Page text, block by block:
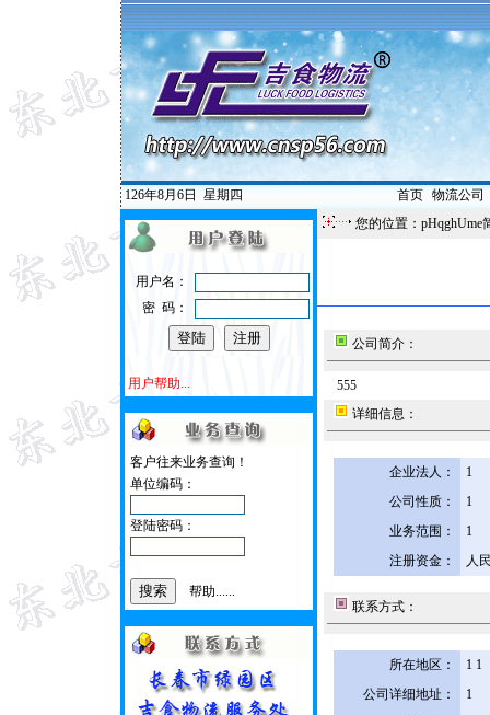
126年8月6日 星期四 首页| 物流公司
用户名：
密 码：
用户帮助...
客户往来业务查询！
单位编码：
登陆密码：
帮助......
您的位置：pHqghUme
公司简介：
555
详细信息：
企业法人：
1
公司性质：
1
业务范围：
1
注册资金：
人
联系方式：
所在地区：
1 1
公司详细地址：
1